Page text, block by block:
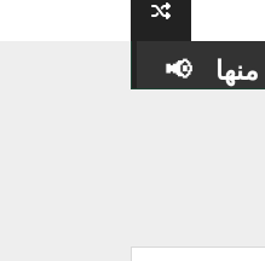
📢 أهمية تنوع